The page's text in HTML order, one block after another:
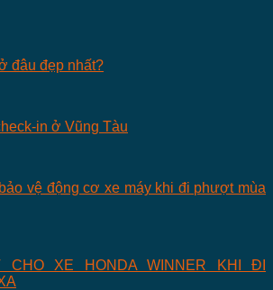
đâu đẹp nhất?
in ở Vũng Tàu
vệ động cơ xe máy khi đi phượt mùa
CHO XE HONDA WINNER KHI ĐI